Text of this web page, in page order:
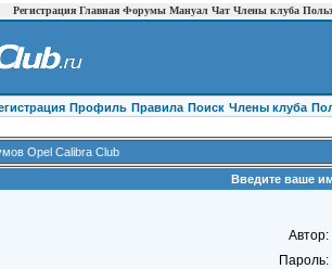
Регистрация Главная Форумы Мануал Чат Члены клуба
Профиль Правила Поиск Члены клуба
Opel Calibra Club
Введите ваше
Автор:
Пароль: